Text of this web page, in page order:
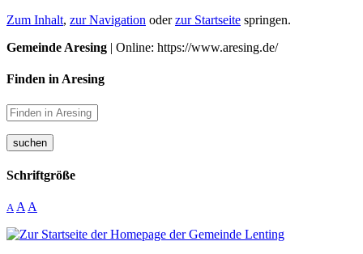
Zum Inhalt, zur Navigation oderzur Startseite springen.
Gemeinde Aresing | Online: https://www.aresing.de/
Finden in Aresing
suchen
Schriftgröße
A A A